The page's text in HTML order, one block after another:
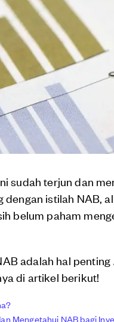
sudah terjun dan
istilah NAB,
belum paham
adalah hal penting
di artikel berikut!
Mengetahui NAB bagi